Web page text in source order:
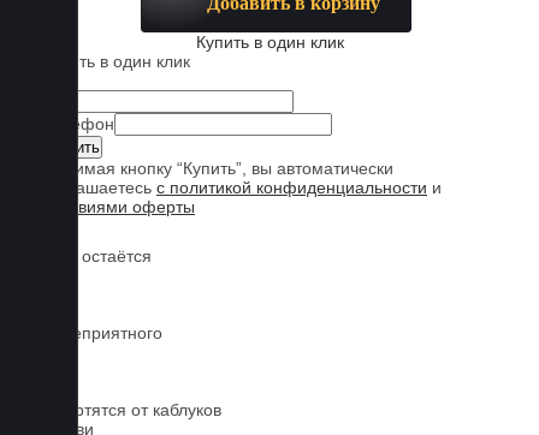
Купить в один клик
Купить в один клик
Телефон
Нажимая кнопку “Купить”, вы автоматически
соглашаетесь с политикой конфиденциальности и
условиями оферты
Обувь остаётся
Нет неприятного
Не портятся от каблуков
на обуви